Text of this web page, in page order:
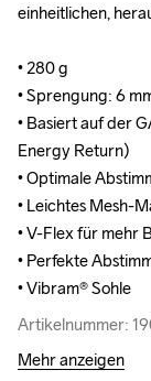
einheitlichen,
• 280 g
• Sprengung: 6
• Basiert auf der
Energy Return)
• Optimale
• Leichtes Mesh-
• V-Flex für mehr
• Perfekte
• Vibram® Sohle
Artikelnummer:
einheitlichen,
• 280 g
• Sprengung: 6
• Basiert auf der
Energy Return)
• Optimale
• Leichtes Mesh-
• V-Flex für mehr
• Perfekte
• Vibram® Sohle
Artikelnummer:
Mehr anzeigen